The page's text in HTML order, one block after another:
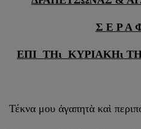
Σ Ε Ρ Α
ΕΠΙ ΤΗι ΚΥΡΙΑΚΗι
Τέκνα μου ἀγαπητὰ καὶ